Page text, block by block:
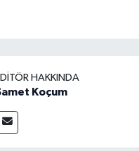
HAKKINDA
Koçum